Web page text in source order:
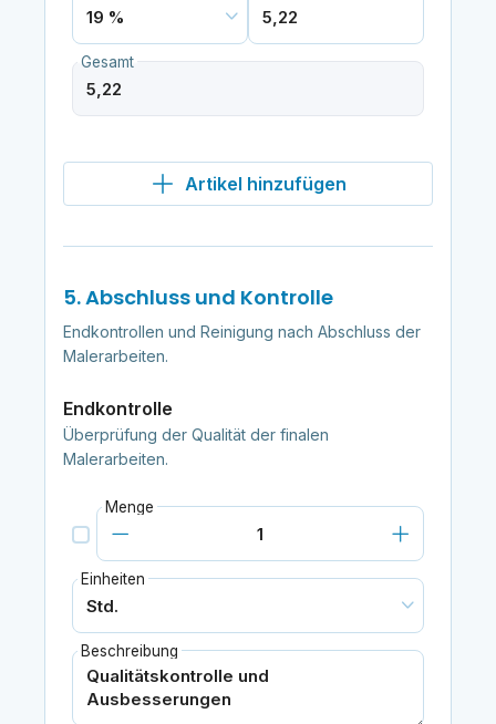
Gesamt
Artikel hinzufügen
5. Abschluss und Kontrolle
Endkontrollen und Reinigung nach Abschluss der
Malerarbeiten.
Endkontrolle
Überprüfung der Qualität der finalen
Malerarbeiten.
Menge
Einheiten
Beschreibung